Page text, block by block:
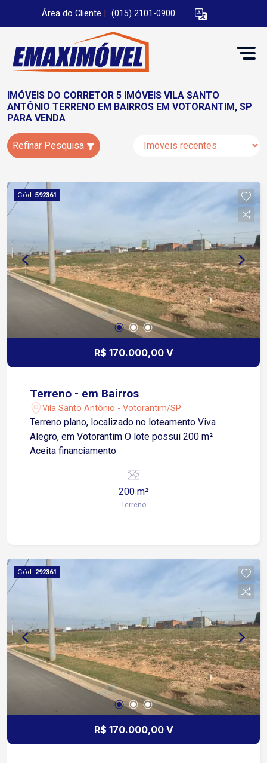
Área do Cliente (015) 2101-0900
IMÓVEIS DO CORRETOR 5 IMÓVEIS VILA SANTO
ANTÔNIO TERRENO EM BAIRROS EM VOTORANTIM, SP
PARA VENDA
Refinar Pesquisa
Cód. 592361
R$ 170.000,00 V
Terreno - em Bairros
Vila Santo Antônio - Votorantim/SP
Terreno plano, localizado no loteamento Viva
Alegro, em Votorantim O lote possui 200 m²
Aceita financiamento
200 m²
Terreno
Cód. 292361
R$ 170.000,00 V